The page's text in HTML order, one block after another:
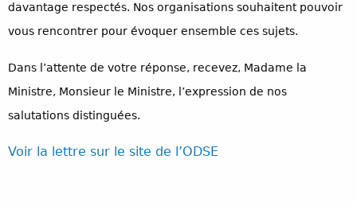
davantage respectés. Nos organisations souhaitent pouvoir
vous rencontrer pour évoquer ensemble ces sujets.
Dans l’attente de votre réponse, recevez, Madame la
Ministre, Monsieur le Ministre, l’expression de nos
salutations distinguées.
Voir la lettre sur le site de l’ODSE